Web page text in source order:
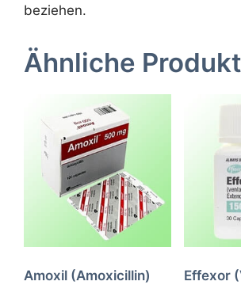
beziehen.
Ähnliche
Amoxil (Amoxicillin) Effexor